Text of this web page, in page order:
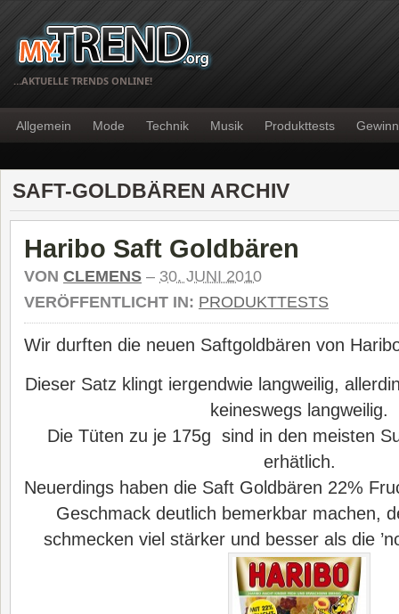
…AKTUELLE TRENDS ONLINE!
Allgemein Mode Technik Musik Produkttests
SAFT-GOLDBÄREN ARCHIV
Haribo Saft Goldbären
VON CLEMENS – 30. JUNI 2010
VERÖFFENTLICHT IN: PRODUKTTESTS
Wir durften die neuen Saftgoldbären von
Dieser Satz klingt iergendwie langweilig,
keineswegs langweilig.
Die Tüten zu je 175g sind in den meisten
erhätlich.
Neuerdings haben die Saft Goldbären 22%
Geschmack deutlich bemerkbar machen,
schmecken viel stärker und besser als die